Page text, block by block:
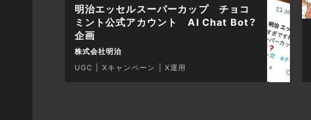
明治エッセルスーパーカップ チョコ
ミント公式アカウント AI Chat Bot？
企画
株式会社明治
UGC
Xキャンペーン X運用